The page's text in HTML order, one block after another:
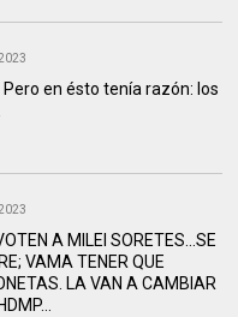
en ésto tenía razón: los
A MILEI SORETES...SE
VAMA TENER QUE
LA VAN A CAMBIAR